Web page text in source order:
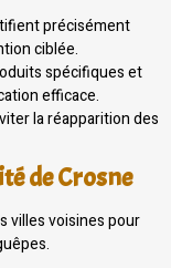
précisément
ciblée.
spécifiques et
efficace.
la réapparition des
de Crosne
villes voisines pour